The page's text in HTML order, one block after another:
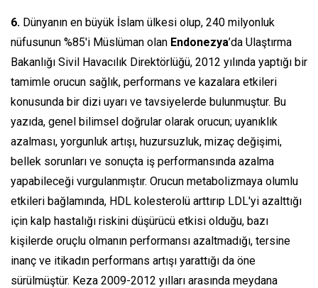
6. Dünyanın en büyük İslam ülkesi olup, 240 milyonluk
nüfusunun %85'i Müslüman olan Endonezya’da Ulaştırma
Bakanlığı Sivil Havacılık Direktörlüğü, 2012 yılında yaptığı bir
tamimle orucun sağlık, performans ve kazalara etkileri
konusunda bir dizi uyarı ve tavsiyelerde bulunmuştur. Bu
yazıda, genel bilimsel doğrular olarak orucun; uyanıklık
azalması, yorgunluk artışı, huzursuzluk, mizaç değişimi,
bellek sorunları ve sonuçta iş performansında azalma
yapabileceği vurgulanmıştır. Orucun metabolizmaya olumlu
etkileri bağlamında, HDL kolesterolü arttırıp LDL'yi azalttığı
için kalp hastalığı riskini düşürücü etkisi olduğu, bazı
kişilerde oruçlu olmanın performansı azaltmadığı, tersine
inanç ve itikadın performans artışı yarattığı da öne
sürülmüştür. Keza 2009-2012 yılları arasında meydana